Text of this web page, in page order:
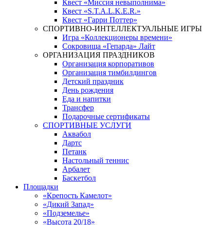
Квест «Миссия невыполнима»
Квест «S.T.A.L.K.E.R.»
Квест «Гарри Поттер»
СПОРТИВНО-ИНТЕЛЛЕКТУАЛЬНЫЕ ИГРЫ
Игра «Коллекционеры времени»
Сокровища «Гепарда» Лайт
ОРГАНИЗАЦИЯ ПРАЗДНИКОВ
Организация корпоративов
Организация тимбилдингов
Детский праздник
День рождения
Еда и напитки
Трансфер
Подарочные сертификаты
СПОРТИВНЫЕ УСЛУГИ
Аквабол
Дартс
Петанк
Настольный теннис
Арбалет
Баскетбол
Площадки
«Крепость Камелот»
«Дикий Запад»
«Подземелье»
«Высота 20/18»